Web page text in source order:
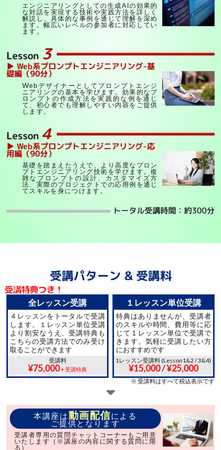
エンジニアリングとしての生成AIの効果的
な対話を実現する技術や実践方法を詳しく
解説し、具体的な事例を通じて理解を深め
ます。幅広いレベルの参加者に対応してい
ます。
Lesson ３
▶ Web系プロンプトエンジニアリング-基
礎編（90分）
Webデザイナーとしてプロンプトエンジ
ニアリングの基本を学びます。効果的なプ
ロンプトの作成方法を実践的な例を通じ
て、初心者でも理解しやすい内容をご提供
します。
Lesson ４
▶ Web系プロンプトエンジニアリング-応
用編（90分）
基礎を踏まえたうえで、より高度なプロン
プトエンジニアリング技術を学びます。複
雑なプロンプトの設計、カスタマイズ方
法、実際のプロジェクトでの応用例を通じ
てスキルを身につけます。
トータル受講時間：約300分
受講パターン & 受講料
受講特典つき！
全レッスン受講
４レッスンをトータルで受講
します。１レッスン単位受講
より割安なうえ、受講特典も
こちらの受講方法でのみ受け
取ることができます
受講料
¥75,000+ 受講特典
１レッスン単位受講
特典はありませんが、受講者
のスキルや時間、費用等に応
じて１レッスン単位で受講で
きます。気軽に受講したい方
におすすめです
1レッスン受講料 (Lesson1&2 / 3&4)
¥15,000/¥25,000
※ 受講料はすべて税込表示です
本講座は動画配信による
ご提供となります
受講者専用の質問チャットコーナーもご用意
いたします（※講座の内容に関する質問に限
る）